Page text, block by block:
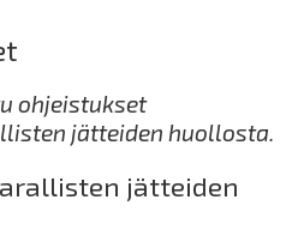
ohjeistukset
jätteiden huollosta.
jätteiden